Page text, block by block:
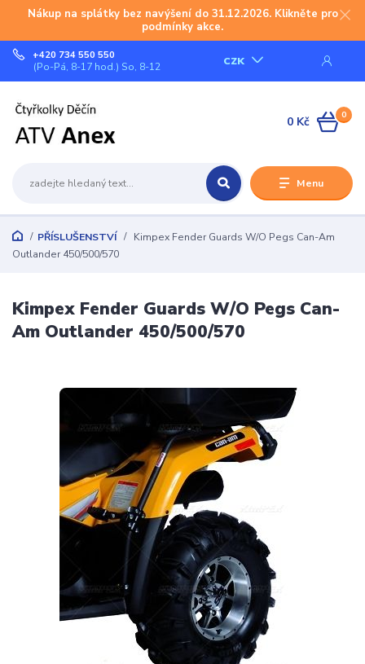
Nákup na splátky bez navýšení do 31.12.2026. Klikněte pro
podmínky akce.
Menu
CZK
+420 734 550 550
(Po-Pá, 8-17 hod.) So, 8-12
0
0 Kč
PŘÍSLUŠENSTVÍ
Kimpex Fender Guards W/O Pegs Can-Am
Outlander 450/500/570
Kimpex Fender Guards W/O Pegs Can-
Am Outlander 450/500/570